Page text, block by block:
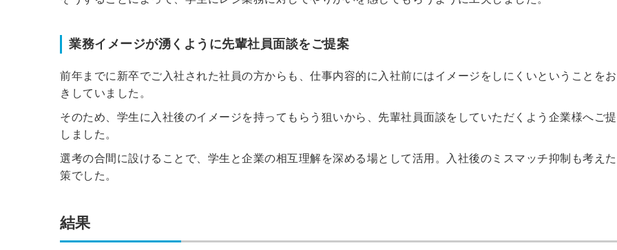
業務イメージが湧くように先輩社員面談をご提案
前年までに新卒でご入社された社員の方からも、仕事内容的に入社前にはイメージをしにくいということを
きしていました。
そのため、学生に入社後のイメージを持ってもらう狙いから、先輩社員面談をしていただくよう企業様へご
しました。
選考の合間に設けることで、学生と企業の相互理解を深める場として活用。入社後のミスマッチ抑制も考え
策でした。
結果